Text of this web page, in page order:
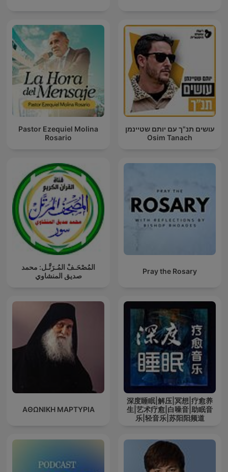
Pastor Ezequiel Molina
Rosario
עושים תנ"ך עם יותם שטיינמן
Osim Tanach
المُصْحَـفْ المُـرَتَّـل: محمد
صديق المنشاوي
Pray the Rosary
ΑΘΩΝΙΚΗ ΜΑΡΤΥΡΙΑ
深度睡眠|解压|冥想|疗愈养
生|艺术疗愈|白噪音|助眠音
乐|轻音乐|苏阳阳频道